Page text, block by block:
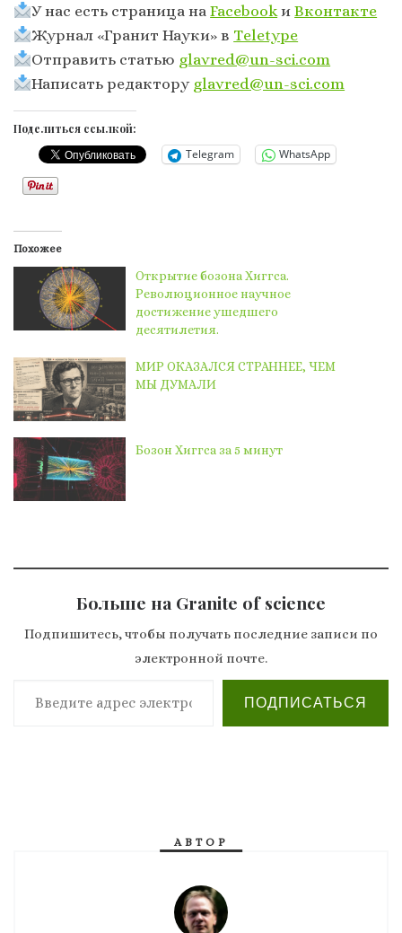
У нас есть страница наFacebook иВконтакте
Журнал «Гранит Науки» в Тeletype
Отправить статью glavred@un-sci.com
Написать редактору glavred@un-sci.com
Поделиться ссылкой:
Telegram WhatsApp
Похожее
Открытие бозона Хиггса.
Революционное научное
достижение ушедшего
десятилетия.
МИР ОКАЗАЛСЯ СТРАННЕЕ, ЧЕМ
МЫ ДУМАЛИ
Бозон Хиггса за 5 минут
Больше на Granite of science
Подпишитесь, чтобы получать последние записи по
электронной почте.
Введите адрес электронной почты…
ПОДПИСАТЬСЯ
АВТОР